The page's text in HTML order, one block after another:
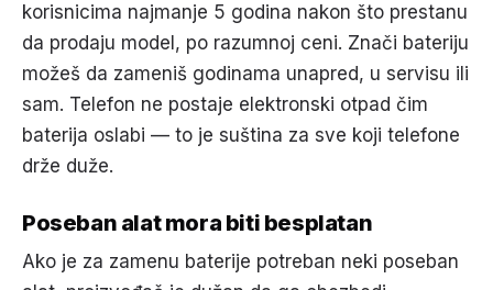
korisnicima najmanje 5 godina nakon što prestanu
da prodaju model, po razumnoj ceni. Znači bateriju
možeš da zameniš godinama unapred, u servisu ili
sam. Telefon ne postaje elektronski otpad čim
baterija oslabi — to je suština za sve koji telefone
drže duže.
Poseban alat mora biti besplatan
Ako je za zamenu baterije potreban neki poseban